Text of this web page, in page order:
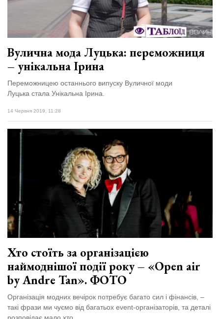
Вулична мода Луцька: переможниця
– унікальна Ірина
Переможницею останнього випуску Вуличної моди
Луцька стала Унікальна Ірина.
14 Червня 2019, 11:28
Хто стоїть за організацією
наймоднішої події року – «Open air
by Andre Tan». ФОТО
Організація модних вечірок потребує багато сил і фінансів, –
такі фрази ми чуємо від багатьох event-організаторів, та деталі